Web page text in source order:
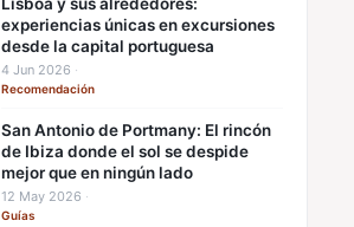
experiencias únicas en excursiones
desde la capital portuguesa
4 Jun 2026 ·
Recomendación
San Antonio de Portmany: El rincón
de Ibiza donde el sol se despide
mejor que en ningún lado
12 May 2026 ·
Guías